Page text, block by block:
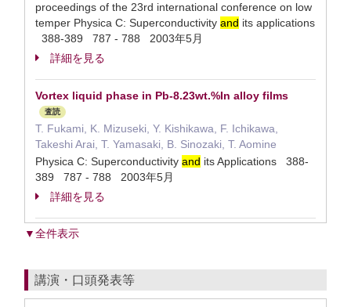
proceedings of the 23rd international conference on low
temper Physica C: Superconductivity and its applications
388-389 787 - 788 2003年5月
詳細を見る
Vortex liquid phase in Pb-8.23wt.%In alloy films
査読
T. Fukami, K. Mizuseki, Y. Kishikawa, F. Ichikawa,
Takeshi Arai, T. Yamasaki, B. Sinozaki, T. Aomine
Physica C: Superconductivity and its Applications 388-
389 787 - 788 2003年5月
詳細を見る
▼全件表示
講演・口頭発表等